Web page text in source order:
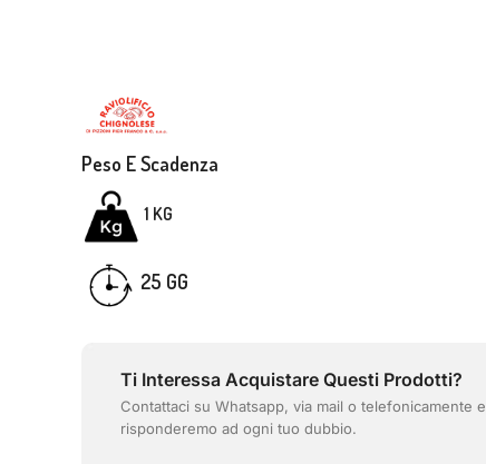
Peso E Scadenza
1 KG
25 GG
Ti Interessa Acquistare Questi Prodotti?
Contattaci su Whatsapp, via mail o telefonicamente e
risponderemo ad ogni tuo dubbio.